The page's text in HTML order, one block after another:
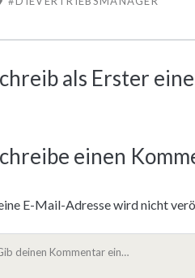
als Erster
einen
E-Mail-Adresse wird nicht